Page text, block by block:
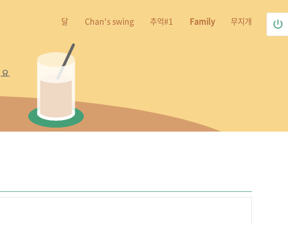
달 Chan's swing 추억#1 Family 무지개 power_settings_new
요